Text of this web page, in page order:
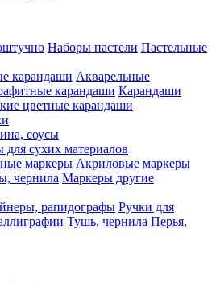
Наборы пастели Пастельные
карандаши Акварельные
карандаши Карандаши
цветные карандаши
соусы
сухих материалов
маркеры Акриловые маркеры
чернила Маркеры другие
рапидографы Ручки для
Тушь, чернила Перья,